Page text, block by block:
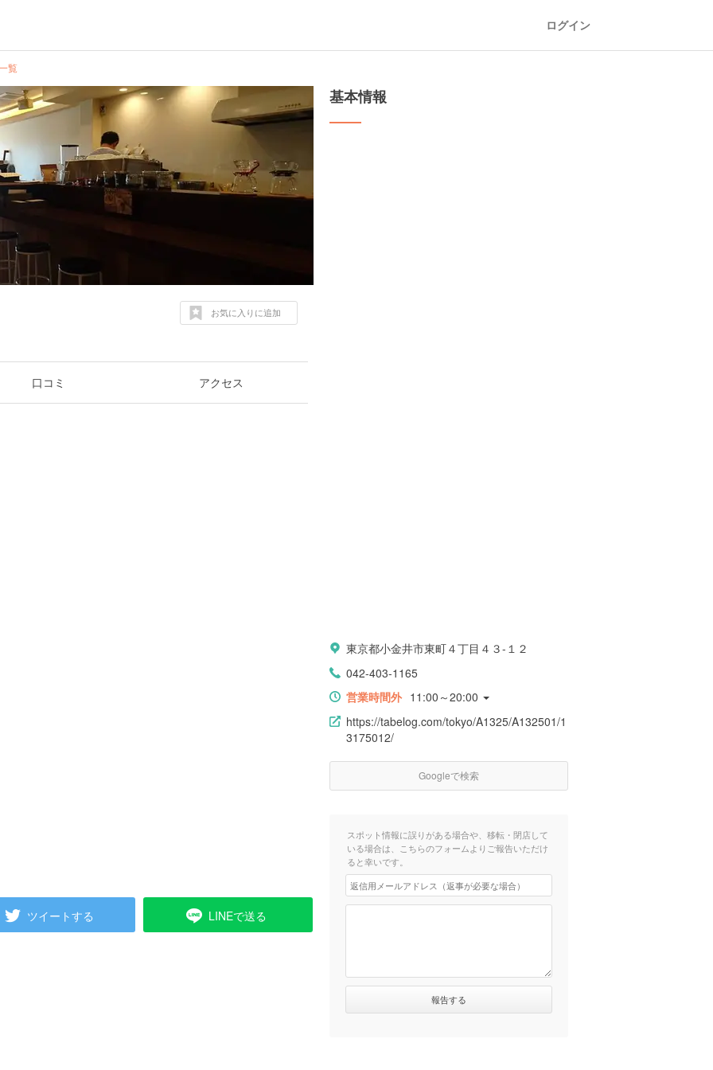
ログイン
覧
お気に入りに追加
口コミ アクセス
ツイートする LINEで送る
基本情報
東京都小金井市東町４丁目４３-１２
042-403-1165
営業時間外 11:00～20:00
https://tabelog.com/tokyo/A1325/A132501/1
3175012/
Googleで検索
スポット情報に誤りがある場合や、移転・閉店して
いる場合は、こちらのフォームよりご報告いただけ
ると幸いです。